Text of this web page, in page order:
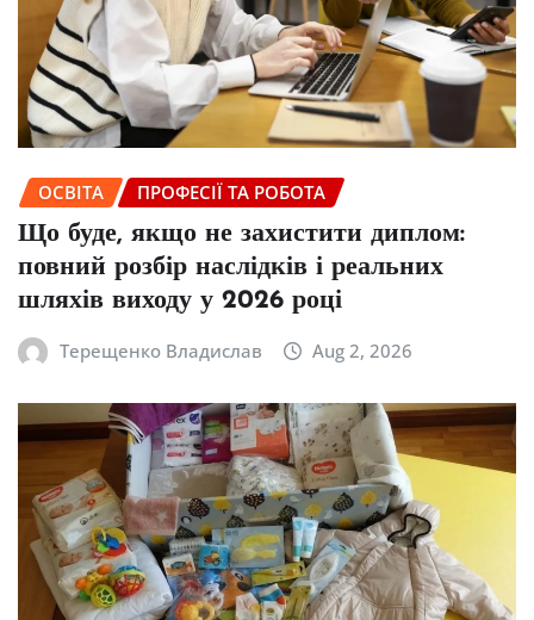
ОСВІТА ПРОФЕСІЇ ТА РОБОТА
Що буде, якщо не захистити диплом:
повний розбір наслідків і реальних
шляхів виходу у 2026 році
Терещенко Владислав Aug 2, 2026